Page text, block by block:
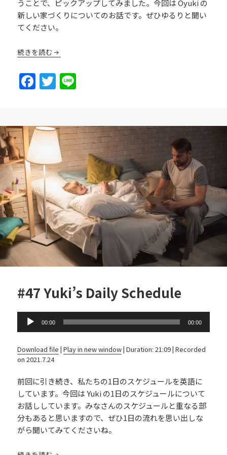
うことで、ピックアップしてみました。今回は Oyuki の
新しい家づくりについてのお話です。ぜひゆるりと聞い
てください。
続きを読む
F
e
b
o
o
k
T
er
#47 Yuki’s Daily Schedule
Audio
Player
00:00 00:00
Download file |Play in new window|Duration: 21:09|Recorded
on 2021.7.24
前回に引き続き、私たちの1日のスケジュールを英語に
しています。今回は Yuki の1日のスケジュールについて
お話ししています。みなさんのスケジュールと重なる部
分もあると思いますので、ぜひ1日の流れを思い出しな
がら聞いてみてくださいね。